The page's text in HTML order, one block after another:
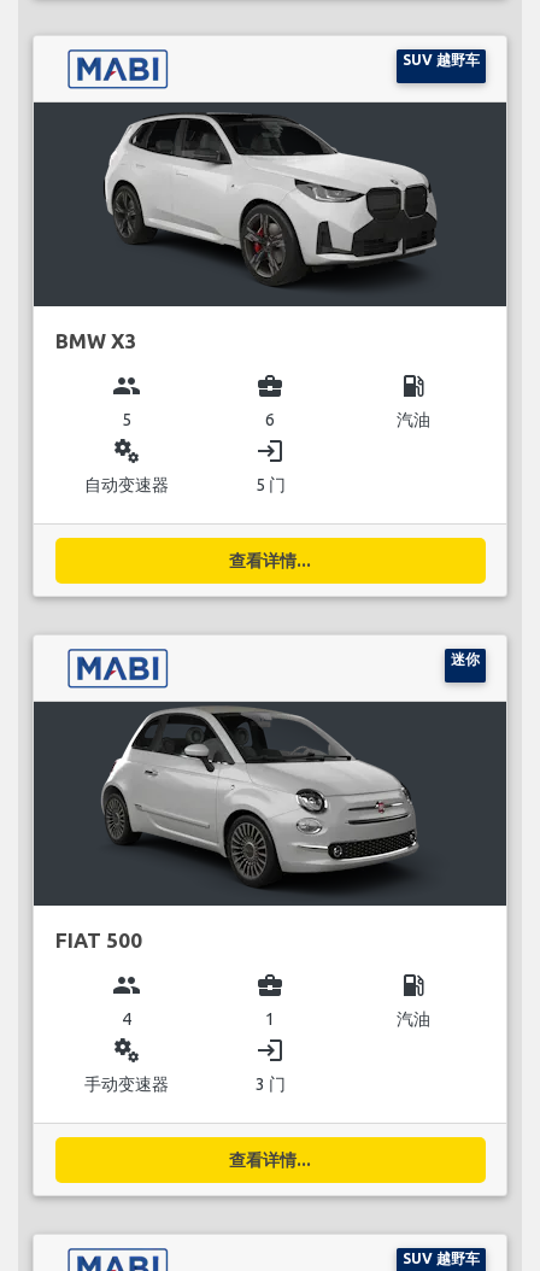
SUV 越野车
BMW X3
group
5
business_center
6
local_gas_station
汽油
miscellaneous_services
自动变速器
login
5 门
查看详情...
迷你
FIAT 500
group
4
business_center
1
local_gas_station
汽油
miscellaneous_services
手动变速器
login
3 门
查看详情...
SUV 越野车